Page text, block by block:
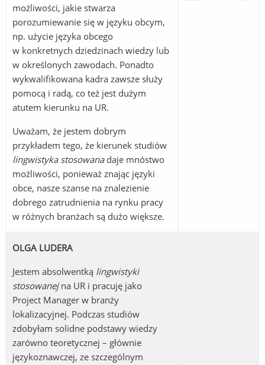
możliwości, jakie stwarza
porozumiewanie się w języku obcym,
np. użycie języka obcego
w konkretnych dziedzinach wiedzy lub
w określonych zawodach. Ponadto
wykwalifikowana kadra zawsze służy
pomocą i radą, co też jest dużym
atutem kierunku na UR.
Uważam, że jestem dobrym
przykładem tego, że kierunek studiów
lingwistyka stosowanadaje mnóstwo
możliwości, ponieważ znając języki
obce, nasze szanse na znalezienie
dobrego zatrudnienia na rynku pracy
w różnych branżach są dużo większe.
OLGA LUDERA
Jestem absolwentką lingwistyki
stosowanejna UR i pracuję jako
Project Manager w branży
lokalizacyjnej. Podczas studiów
zdobyłam solidne podstawy wiedzy
zarówno teoretycznej – głównie
językoznawczej, ze szczególnym